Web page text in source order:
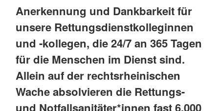
Anerkennung und Dankbarkeit für
unsere Rettungsdienstkolleginnen
und -kollegen, die 24/7 an 365 Tagen
für die Menschen im Dienst sind.
Allein auf der rechtsrheinischen
Wache absolvieren die Rettungs-
und Notfallsanitäter*innen fast 6.000